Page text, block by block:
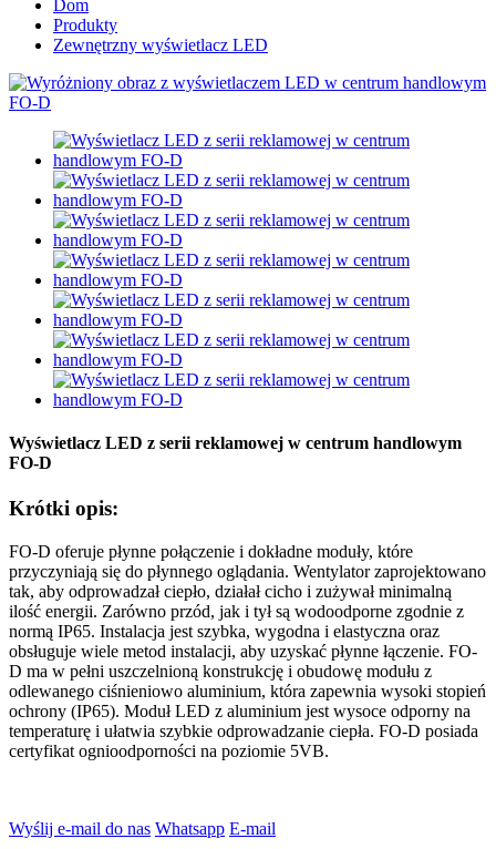
Dom
Produkty
Zewnętrzny wyświetlacz LED
Wyświetlacz LED z serii reklamowej w centrum handlowym
FO-D
Krótki opis:
FO-D oferuje płynne połączenie i dokładne moduły, które
przyczyniają się do płynnego oglądania. Wentylator zaprojektowano
tak, aby odprowadzał ciepło, działał cicho i zużywał minimalną
ilość energii. Zarówno przód, jak i tył są wodoodporne zgodnie z
normą IP65. Instalacja jest szybka, wygodna i elastyczna oraz
obsługuje wiele metod instalacji, aby uzyskać płynne łączenie. FO-
D ma w pełni uszczelnioną konstrukcję i obudowę modułu z
odlewanego ciśnieniowo aluminium, która zapewnia wysoki stopień
ochrony (IP65). Moduł LED z aluminium jest wysoce odporny na
temperaturę i ułatwia szybkie odprowadzanie ciepła. FO-D posiada
certyfikat ognioodporności na poziomie 5VB.
Wyślij e-mail do nas Whatsapp E-mail